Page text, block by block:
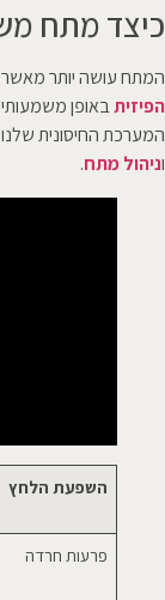
כיצד מתח
המתח עושה יותר מאשר
הפיזיתבאופן
המערכת החיסונית
וניהול מתח.
השפעת הלחץ
פרעות חרדה